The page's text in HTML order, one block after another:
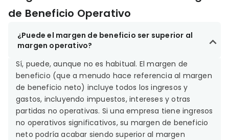
de Beneficio Operativo
¿Puede el margen de beneficio ser superior al
margen operativo?
Sí, puede, aunque no es habitual. El margen de
beneficio (que a menudo hace referencia al margen
de beneficio neto) incluye todos los ingresos y
gastos, incluyendo impuestos, intereses y otras
partidas no operativas. Si una empresa tiene ingresos
no operativos significativos, su margen de beneficio
neto podría acabar siendo superior al margen